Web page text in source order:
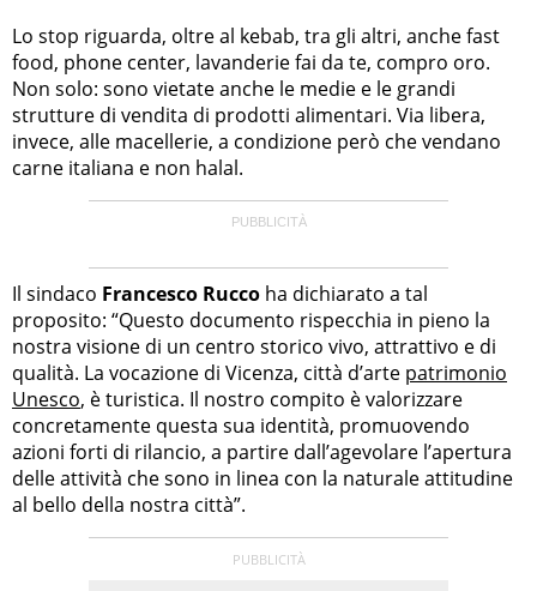
Lo stop riguarda, oltre al kebab, tra gli altri, anche fast
food, phone center, lavanderie fai da te, compro oro.
Non solo: sono vietate anche le medie e le grandi
strutture di vendita di prodotti alimentari. Via libera,
invece, alle macellerie, a condizione però che vendano
carne italiana e non halal.
Il sindaco Francesco Rucco ha dichiarato a tal
proposito: “Questo documento rispecchia in pieno la
nostra visione di un centro storico vivo, attrattivo e di
qualità. La vocazione di Vicenza, città d’arte patrimonio
Unesco, è turistica. Il nostro compito è valorizzare
concretamente questa sua identità, promuovendo
azioni forti di rilancio, a partire dall’agevolare l’apertura
delle attività che sono in linea con la naturale attitudine
al bello della nostra città”.